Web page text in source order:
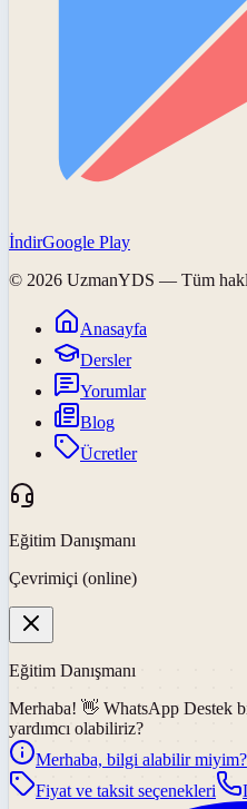
İndirGoogle Play
© 2026 UzmanYDS — Tüm
Anasayfa
Dersler
Yorumlar
Blog
Ücretler
Eğitim Danışmanı
Çevrimiçi (online)
Eğitim Danışmanı
Merhaba! 👋 WhatsApp Destek
yardımcı olabiliriz?
Merhaba, bilgi alabilir miyim?
Fiyat ve taksit seçenekleri